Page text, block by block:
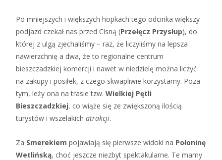
Po mniejszych i większych hopkach tego odcinka większy
podjazd czekał nas przed Cisną (Przełęcz Przysłup), do
której z ulgą zjechaliśmy – raz, że liczyliśmy na lepsza
nawierzchnię a dwa, że to regionalne centrum
bieszczadzkiej komercji i nawet w niedzielę można liczyć
na zakupy i posiłek, z czego skwapliwie korzystamy. Poza
tym, leży ona na trasie tzw. Wielkiej Pętli
Bieszczadzkiej, co wiąże się ze zwiększoną ilością
turystów i wszelakich atrakcji.
Za Smerekiem pojawiają się pierwsze widoki na Połoninę
Wetlińską, choć jeszcze niezbyt spektakularne. Te mamy